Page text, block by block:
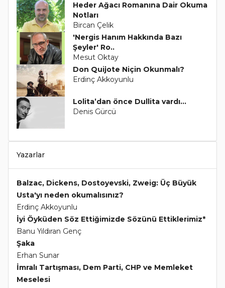
Heder Ağacı Romanına Dair Okuma
Notları
Bircan Çelik
'Nergis Hanım Hakkında Bazı
Şeyler' Ro..
Mesut Oktay
Don Quijote Niçin Okunmalı?
Erdinç Akkoyunlu
Lolita’dan önce Dullita vardı...
Denis Gürcü
Yazarlar
Balzac, Dickens, Dostoyevski, Zweig: Üç Büyük
Usta'yı neden okumalısınız?
Erdinç Akkoyunlu
İyi Öyküden Söz Ettiğimizde Sözünü Ettiklerimiz*
Banu Yıldıran Genç
Şaka
Erhan Sunar
İmralı Tartışması, Dem Parti, CHP ve Memleket
Meselesi